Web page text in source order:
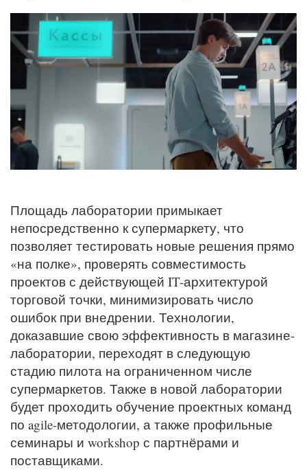
Площадь лаборатории примыкает
непосредственно к супермаркету, что
позволяет тестировать новые решения прямо
«на полке», проверять совместимость
проектов с действующей IT-архитектурой
торговой точки, минимизировать число
ошибок при внедрении. Технологии,
доказавшие свою эффективность в магазине-
лаборатории, переходят в следующую
стадию пилота на ограниченном числе
супермаркетов. Также в новой лаборатории
будет проходить обучение проектных команд
по agile-методологии, а также профильные
семинары и workshop с партнёрами и
поставщиками.